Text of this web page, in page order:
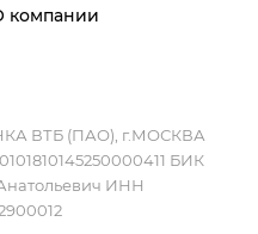
компании
ВТБ (ПАО), г.МОСКВА
БИК
ИНН